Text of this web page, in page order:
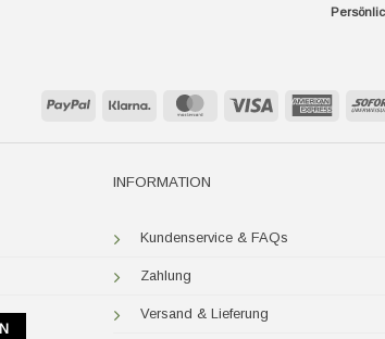
PayPal Klarna MasterCard Visa
INFORMATION
Kundenservice & FAQs
Zahlung
Versand & Lieferung